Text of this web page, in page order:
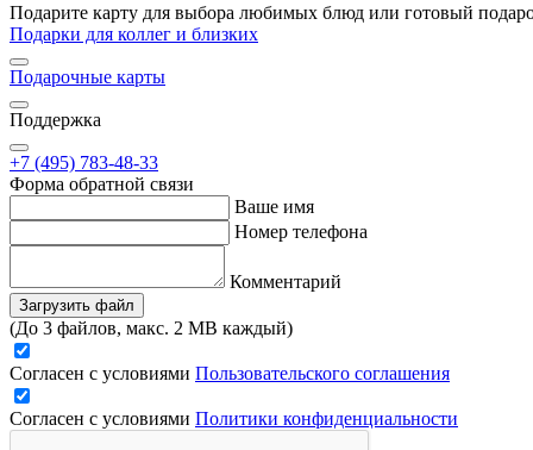
Подарите карту для выбора любимых блюд или готовый
Подарки для коллег и близких
Подарочные карты
Поддержка
+7 (495) 783-48-33
Форма обратной связи
Ваше имя
Номер телефона
Комментарий
Загрузить файл
(До 3 файлов, макс. 2 MB каждый)
Согласен с условиями Пользовательского соглашения
Согласен с условиями Политики конфиденциальности